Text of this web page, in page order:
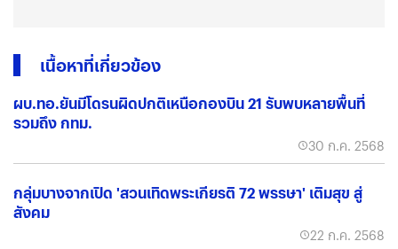
เนื้อหาที่เกี่ยวข้อง
ผบ.ทอ.ยันมีโดรนผิดปกติเหนือกองบิน 21 รับพบหลายพื้นที่
รวมถึง กทม.
30 ก.ค. 2568
กลุ่มบางจากเปิด 'สวนเทิดพระเกียรติ 72 พรรษา' เติมสุข สู่
สังคม
22 ก.ค. 2568